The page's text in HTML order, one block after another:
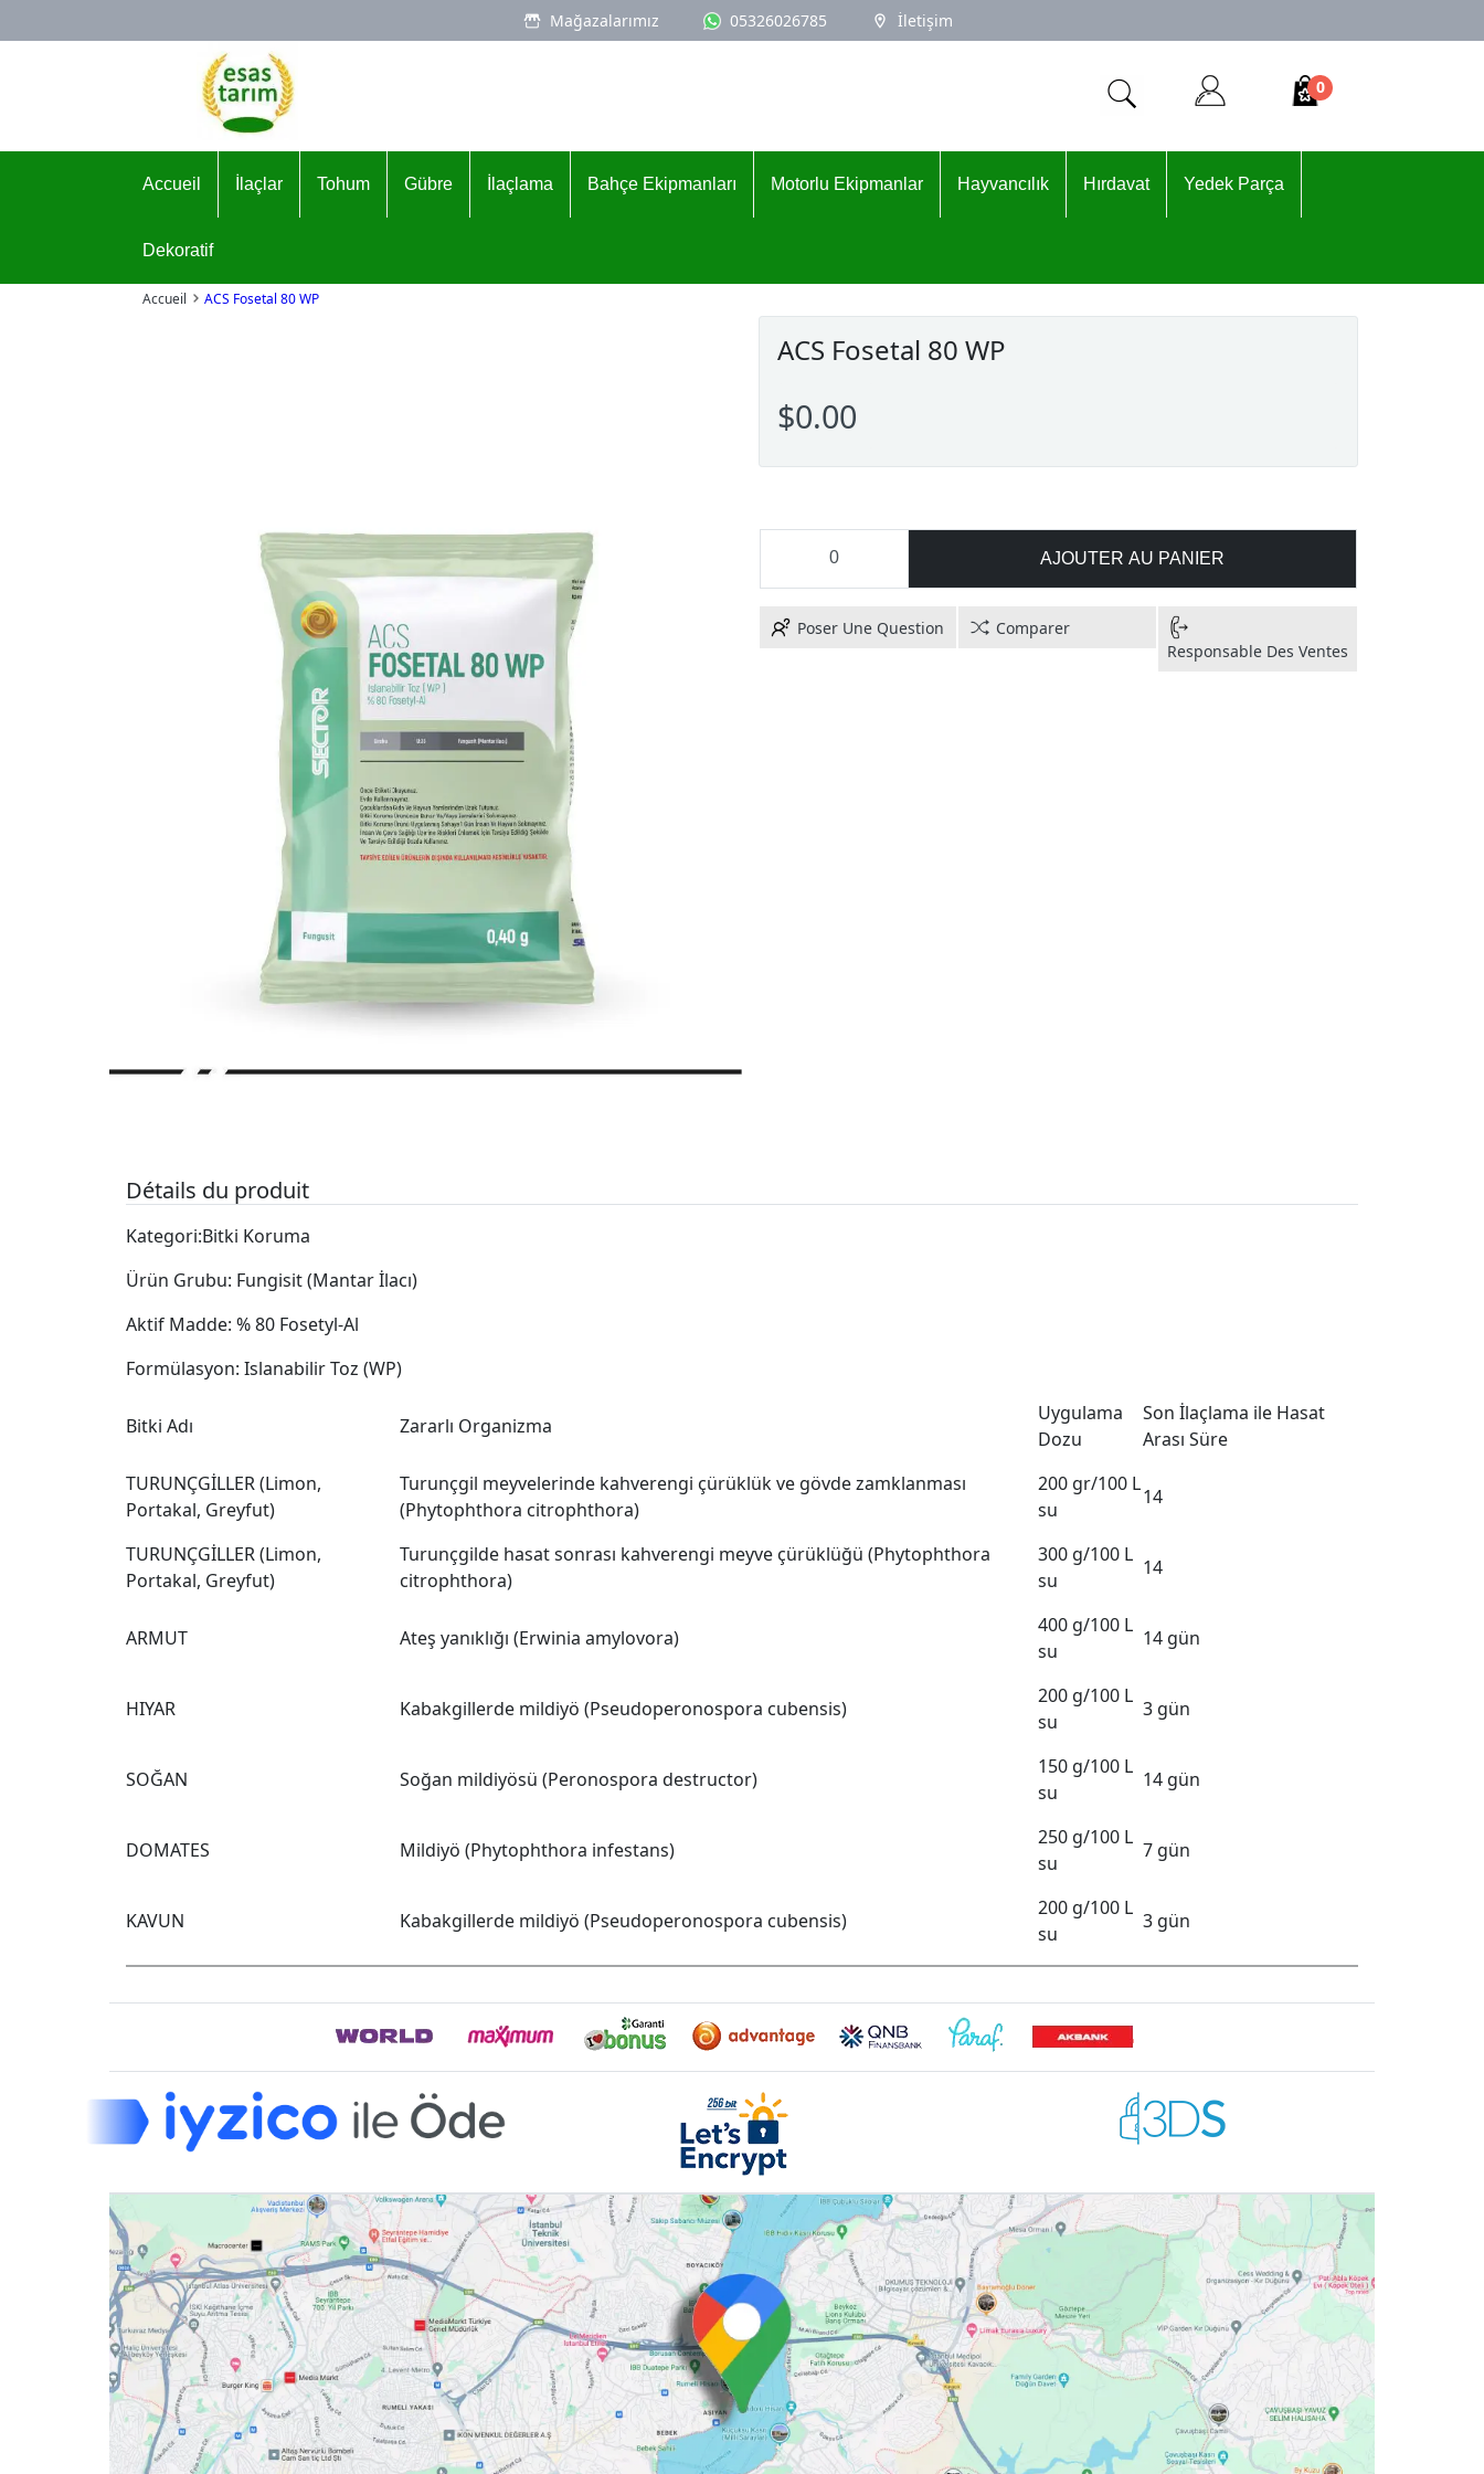
Mağazalarımız 05326026785 İletişim
Logo
0
Accueil İlaçlar Tohum Gübre İlaçlama Bahçe Ekipmanları Motorlu Ekipmanlar Hayvancılık Hırdavat Yedek Parça
Dekoratif
Accueil ACS Fosetal 80 WP
ACS Fosetal 80 WP
$0.00
AJOUTER AU PANIER
Poser Une Question
Comparer
Responsable Des Ventes
Détails du produit
Kategori:Bitki Koruma
Ürün Grubu: Fungisit (Mantar İlacı)
Aktif Madde: % 80 Fosetyl-Al
Formülasyon: Islanabilir Toz (WP)
Bitki Adı Zararlı Organizma
Uygulama
Dozu
Son İlaçlama ile Hasat
Arası Süre
TURUNÇGİLLER (Limon,
Portakal, Greyfut)
Turunçgil meyvelerinde kahverengi çürüklük ve gövde zamklanması
(Phytophthora citrophthora)
200 gr/100 L
su
14
TURUNÇGİLLER (Limon,
Portakal, Greyfut)
Turunçgilde hasat sonrası kahverengi meyve çürüklüğü (Phytophthora
citrophthora)
300 g/100 L
su
14
ARMUT Ateş yanıklığı (Erwinia amylovora)
400 g/100 L
su
14 gün
HIYAR Kabakgillerde mildiyö (Pseudoperonospora cubensis)
200 g/100 L
su
3 gün
SOĞAN Soğan mildiyösü (Peronospora destructor)
150 g/100 L
su
14 gün
DOMATES Mildiyö (Phytophthora infestans)
250 g/100 L
su
7 gün
KAVUN Kabakgillerde mildiyö (Pseudoperonospora cubensis)
200 g/100 L
su
3 gün